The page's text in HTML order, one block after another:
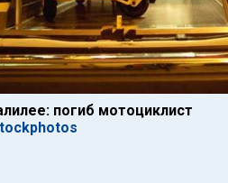
погиб мотоциклист